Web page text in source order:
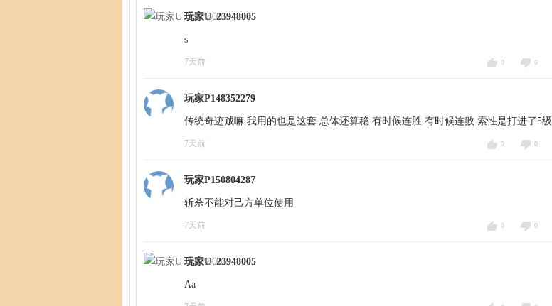
玩家U_23948005
s
7天前 0 0
玩家P148352279
传统奇迹贼嘛 我用的也是这套 总体还算稳 有时候连胜 有时候连败 索性是打进了5级
7天前 0 0
玩家P150804287
斩杀不能对己方单位使用
7天前 0 0
玩家U_23948005
Aa